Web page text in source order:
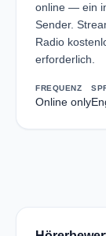
online — ein
Sender.
Radio
erforderlich.
FREQUENZ
Online only